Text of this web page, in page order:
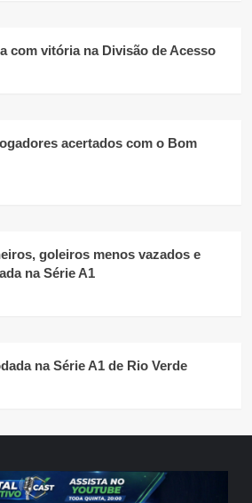
com vitória na Divisão de Acesso
acertados com o Bom
goleiros menos vazados e
na Série A1
na Série A1 de Rio Verde